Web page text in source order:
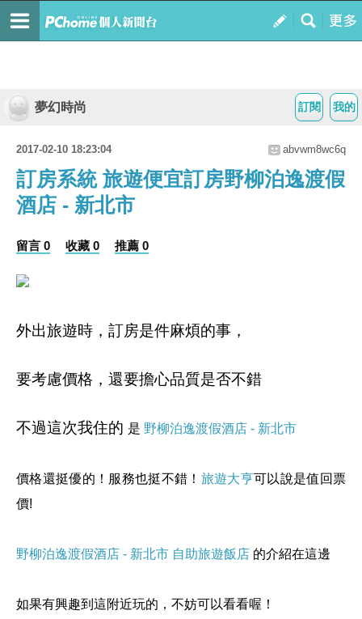
我的
訂閱
夢幻時尚
2017-02-10 18:23:04 abvwm8wc6q
訂房系統 旅遊便宜訂房野柳泊逸渡假
酒店 - 新北市
留言 0 收藏 0 推薦 0
外出旅遊時，訂房是件麻煩的事，
要考慮價格，還要擔心品質是否不錯
不過這次我住的 是 野柳泊逸渡假酒店 - 新北市
價格還挺優的！服務也挺不錯！ 旅遊大亨可以說是值回票
價!
野柳泊逸渡假酒店 - 新北市 自助旅遊飯店 的介紹在這邊
如果有興趣到這附近玩的，不妨可以看看喔！